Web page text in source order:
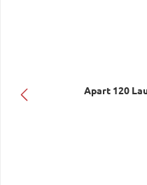
Apart 120